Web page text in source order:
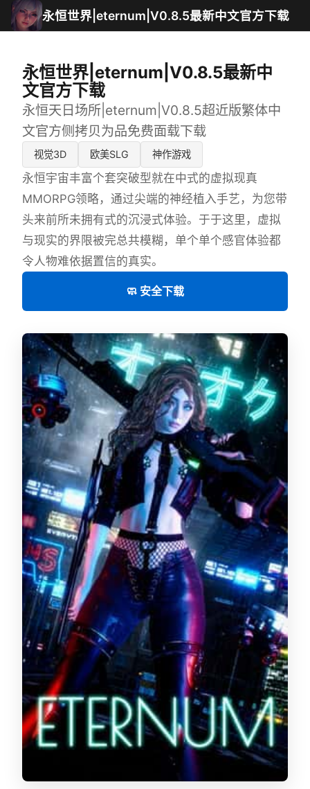
永恒世界|eternum|V0.8.5最新中文官方下载
永恒世界|eternum|V0.8.5最新中
文官方下载
永恒天日场所|eternum|V0.8.5超近版繁体中
文官方侧拷贝为品免费面载下载
视觉3D 欧美SLG 神作游戏
永恒宇宙丰富个套突破型就在中式的虚拟现真
MMORPG领略，通过尖端的神经植入手艺，为您带
头来前所未拥有式的沉浸式体验。于于这里，虚拟
与现实的界限被完总共模糊，单个单个感官体验都
令人物难依据置信的真实。
🧼 安全下载